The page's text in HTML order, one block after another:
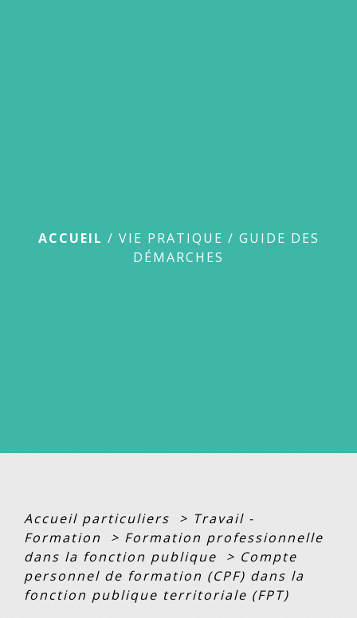
ACCUEIL / VIE PRATIQUE / GUIDE DES
DÉMARCHES
Accueil particuliers > Travail -
Formation
> Formation professionnelle
dans la fonction publique
> Compte
personnel de formation (CPF) dans la
fonction publique territoriale (FPT)